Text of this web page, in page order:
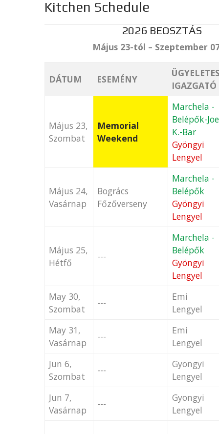
Kitchen Schedule
2026 BEOSZTÁS
Május 23-tól – Szeptember
DÁTUM ESEMÉNY
IGAZGATÓ
Május 23,
Szombat
Memorial
Weekend
Marchela -
Belépők-Joe
K.-Bar
Gyöngyi
Lengyel
Május 24,
Vasárnap
Bogrács
Főzőverseny
Marchela -
Belépők
Gyöngyi
Lengyel
Május 25,
Hétfő
---
Marchela -
Belépők
Gyöngyi
Lengyel
May 30,
Szombat
---
Emi
Lengyel
May 31,
Vasárnap
---
Emi
Lengyel
Jun 6,
Szombat
---
Gyongyi
Lengyel
Jun 7,
Vasárnap
---
Gyongyi
Lengyel